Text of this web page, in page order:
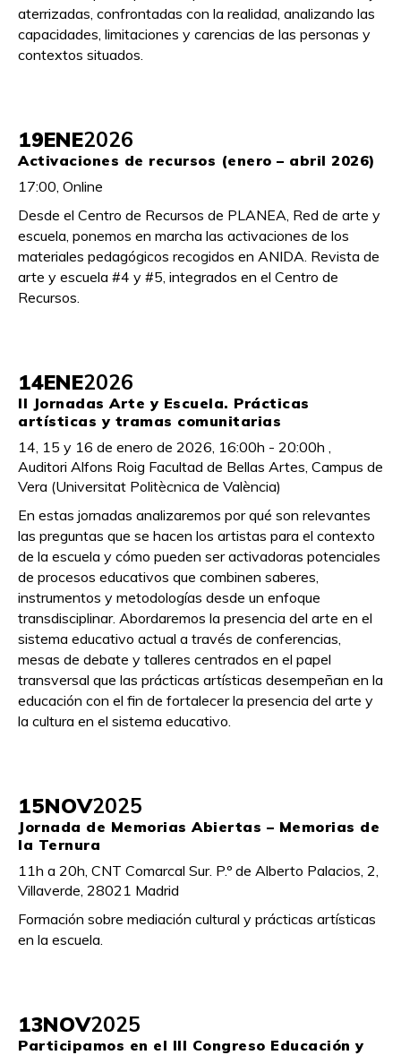
aterrizadas, confrontadas con la realidad, analizando las
capacidades, limitaciones y carencias de las personas y
contextos situados.
19ENE2026
Activaciones de recursos (enero – abril 2026)
17:00, Online
Desde el Centro de Recursos de PLANEA, Red de arte y
escuela, ponemos en marcha las activaciones de los
materiales pedagógicos recogidos en ANIDA. Revista de
arte y escuela #4 y #5, integrados en el Centro de
Recursos.
14ENE2026
II Jornadas Arte y Escuela. Prácticas
artísticas y tramas comunitarias
14, 15 y 16 de enero de 2026, 16:00h - 20:00h ,
Auditori Alfons Roig Facultad de Bellas Artes, Campus de
Vera (Universitat Politècnica de València)
En estas jornadas analizaremos por qué son relevantes
las preguntas que se hacen los artistas para el contexto
de la escuela y cómo pueden ser activadoras potenciales
de procesos educativos que combinen saberes,
instrumentos y metodologías desde un enfoque
transdisciplinar. Abordaremos la presencia del arte en el
sistema educativo actual a través de conferencias,
mesas de debate y talleres centrados en el papel
transversal que las prácticas artísticas desempeñan en la
educación con el fin de fortalecer la presencia del arte y
la cultura en el sistema educativo.
15NOV2025
Jornada de Memorias Abiertas – Memorias de
la Ternura
11h a 20h, CNT Comarcal Sur. P.º de Alberto Palacios, 2,
Villaverde, 28021 Madrid
Formación sobre mediación cultural y prácticas artísticas
en la escuela.
13NOV2025
Participamos en el III Congreso Educación y